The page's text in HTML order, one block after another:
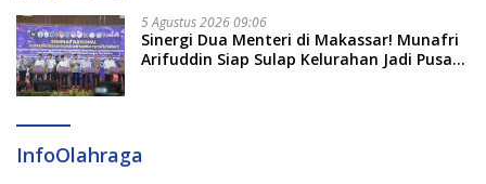
5 Agustus 2026 09:06
Sinergi Dua Menteri di Makassar! Munafri
Arifuddin Siap Sulap Kelurahan Jadi Pusat
InfoOlahraga